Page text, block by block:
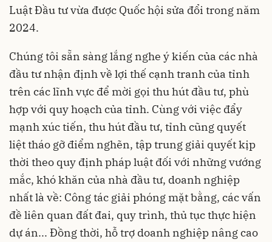
Luật Đầu tư vừa được Quốc hội sửa đổi trong năm
2024.
Chúng tôi sẵn sàng lắng nghe ý kiến của các nhà
đầu tư nhận định về lợi thế cạnh tranh của tỉnh
trên các lĩnh vực để mời gọi thu hút đầu tư, phù
hợp với quy hoạch của tỉnh. Cùng với việc đẩy
mạnh xúc tiến, thu hút đầu tư, tỉnh cũng quyết
liệt tháo gỡ điểm nghẽn, tập trung giải quyết kịp
thời theo quy định pháp luật đối với những vướng
mắc, khó khăn của nhà đầu tư, doanh nghiệp
nhất là về: Công tác giải phóng mặt bằng, các vấn
đề liên quan đất đai, quy trình, thủ tục thực hiện
dự án... Đồng thời, hỗ trợ doanh nghiệp nâng cao